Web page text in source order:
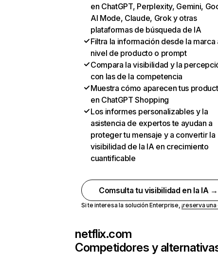
en ChatGPT, Perplexity, Gemini,
AI Mode, Claude, Grok y otras
plataformas de búsqueda de IA
Filtra la información desde la marca
nivel de producto o prompt
Compara la visibilidad y la
con las de la competencia
Muestra cómo aparecen tus
en ChatGPT Shopping
Los informes personalizables y la
asistencia de expertos te ayudan a
proteger tu mensaje y a convertir la
visibilidad de la IA en crecimiento
cuantificable
Comsulta tu visibilidad en la IA →
Si te interesa la solución Enterprise,¡reserva
netflix.com
Competidores y